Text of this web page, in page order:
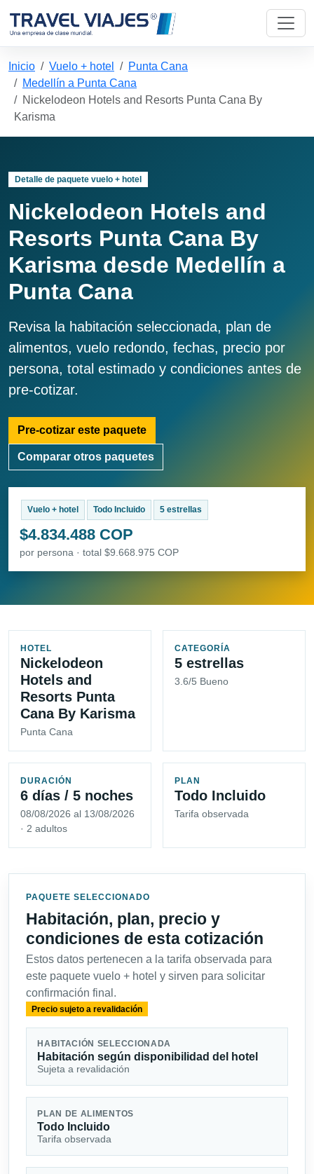
Inicio Vuelo + hotel
Punta Cana
Medellín a Punta Cana
Nickelodeon Hotels and Resorts Punta Cana By
Karisma
Detalle de paquete vuelo + hotel
Nickelodeon Hotels and
Resorts Punta Cana By
Karisma desde Medellín a
Punta Cana
Revisa la habitación seleccionada, plan de
alimentos, vuelo redondo, fechas, precio por
persona, total estimado y condiciones antes de
pre-cotizar.
Pre-cotizar este paquete
Comparar otros paquetes
Vuelo + hotel Todo Incluido 5 estrellas
$4.834.488 COP
por persona · total $9.668.975 COP
HOTEL
Nickelodeon
Hotels and
Resorts Punta
Cana By Karisma
Punta Cana
CATEGORÍA
5 estrellas
3.6/5 Bueno
DURACIÓN
6 días / 5 noches
08/08/2026 al 13/08/2026
· 2 adultos
PLAN
Todo Incluido
Tarifa observada
PAQUETE SELECCIONADO
Habitación, plan, precio y
condiciones de esta cotización
Estos datos pertenecen a la tarifa observada para
este paquete vuelo + hotel y sirven para solicitar
confirmación final.
Precio sujeto a revalidación
HABITACIÓN SELECCIONADA
Habitación según disponibilidad del hotel
Sujeta a revalidación
PLAN DE ALIMENTOS
Todo Incluido
Tarifa observada